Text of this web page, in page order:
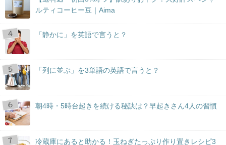
ルティコーヒー豆｜Aima
「静かに」を英語で言うと？
「列に並ぶ」を3単語の英語で言うと？
朝4時・5時台起きを続ける秘訣は？早起きさん4人の習慣
冷蔵庫にあると助かる！玉ねぎたっぷり作り置きレシピ3